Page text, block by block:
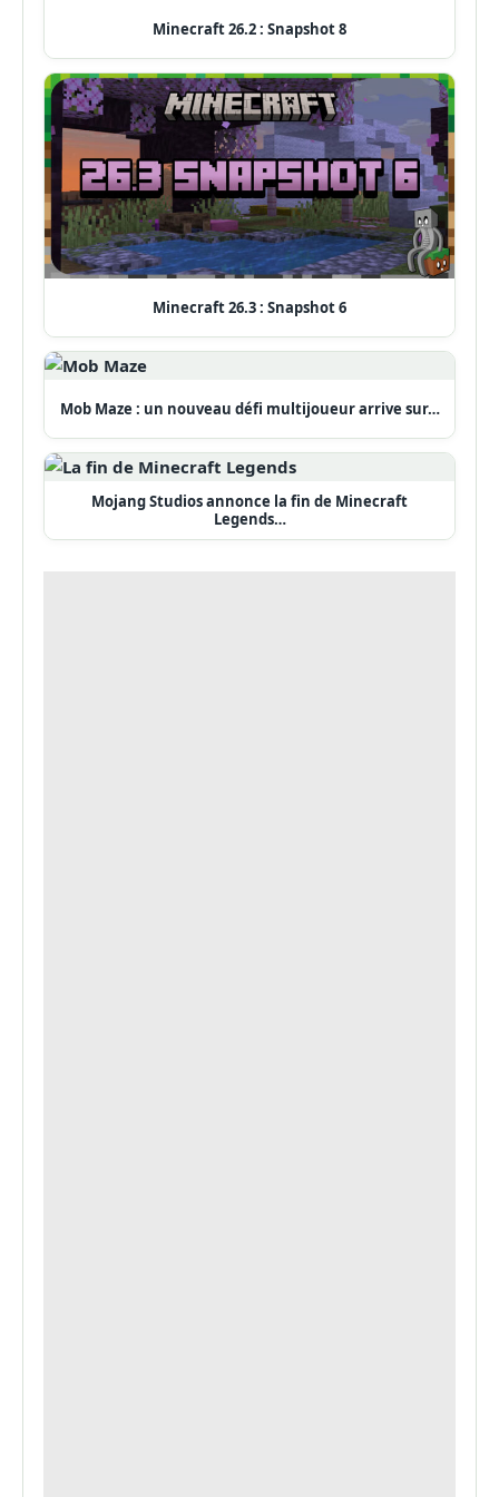
Minecraft 26.2 : Snapshot 8
Minecraft 26.3 : Snapshot 6
Mob Maze : un nouveau défi multijoueur arrive sur…
Mojang Studios annonce la fin de Minecraft
Legends…